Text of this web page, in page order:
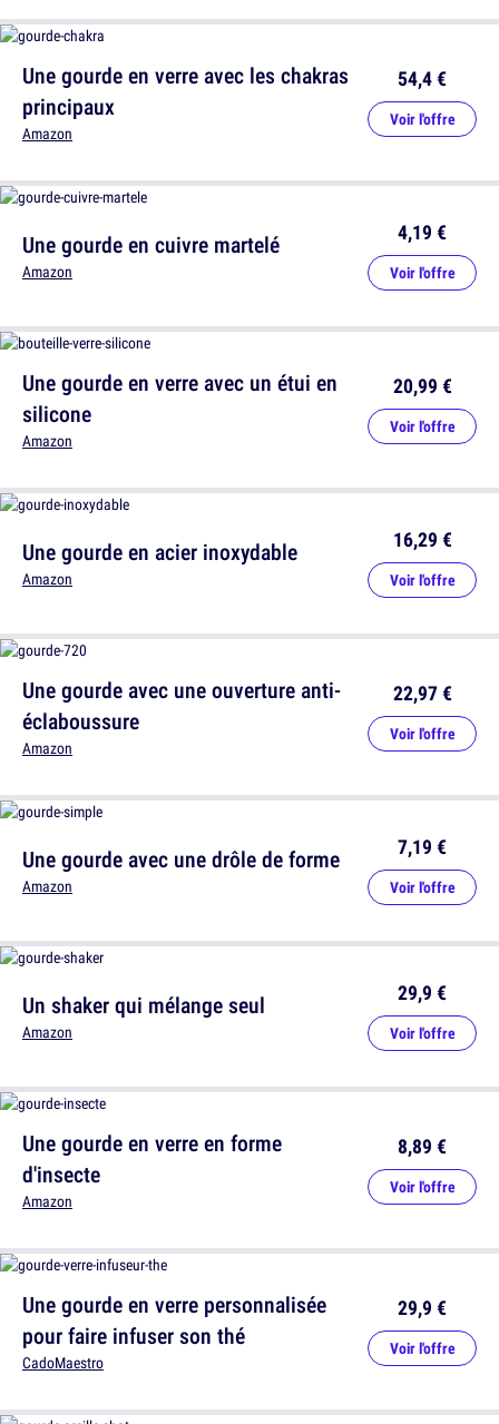
Une gourde en verre avec les chakras
principaux
Amazon
54,4 €
Voir l'offre
Une gourde en verre avec un étui en
silicone
Amazon
20,99 €
Voir l'offre
Une gourde avec une ouverture anti-
éclaboussure
Amazon
22,97 €
Voir l'offre
Une gourde en verre en forme
d'insecte
Amazon
8,89 €
Voir l'offre
Une gourde en cuivre martelé
Amazon
4,19 €
Voir l'offre
Une gourde en acier inoxydable
Amazon
16,29 €
Voir l'offre
Une gourde avec une drôle de forme
Amazon
7,19 €
Voir l'offre
Un shaker qui mélange seul
Amazon
29,9 €
Voir l'offre
Une gourde en verre personnalisée
pour faire infuser son thé
CadoMaestro
29,9 €
Voir l'offre